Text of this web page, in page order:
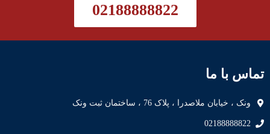
02188888822
تماس با ما
ونک ، خیابان ملاصدرا ، پلاک 76 ، ساختمان ثبت ونک
02188888822